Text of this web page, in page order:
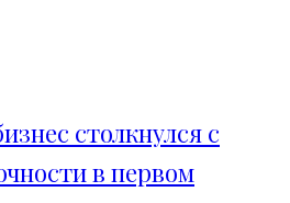
столкнулся с
в первом